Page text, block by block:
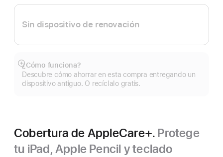
Sin dispositivo de renovación
¿Cómo funciona?
Descubre cómo ahorrar en esta compra entregando un
dispositivo antiguo. O recíclalo gratis.
Mostrar
más
Cobertura de AppleCare+. Protege
tu iPad, Apple Pencil y teclado